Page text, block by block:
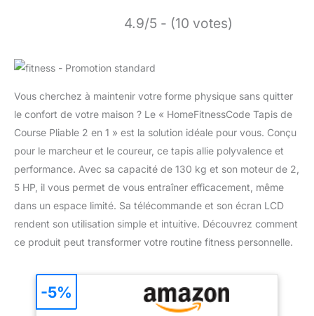
4.9/5 - (10 votes)
Vous cherchez à maintenir votre forme physique sans quitter
le confort de votre maison ? Le « HomeFitnessCode Tapis de
Course Pliable 2 en 1 » est la solution idéale pour vous. Conçu
pour le marcheur et le coureur, ce tapis allie polyvalence et
performance. Avec sa capacité de 130 kg et son moteur de 2,
5 HP, il vous permet de vous entraîner efficacement, même
dans un espace limité. Sa télécommande et son écran LCD
rendent son utilisation simple et intuitive. Découvrez comment
ce produit peut transformer votre routine fitness personnelle.
-5%